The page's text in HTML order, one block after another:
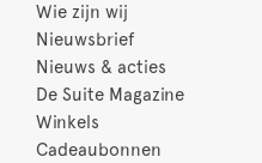
Wie zijn wij
Nieuwsbrief
Nieuws & acties
De Suite Magazine
Winkels
Cadeaubonnen